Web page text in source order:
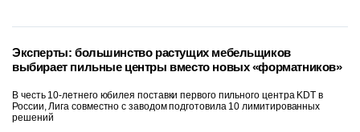
Эксперты: большинство растущих мебельщиков
выбирает пильные центры вместо новых «форматников»
В честь 10-летнего юбилея поставки первого пильного центра KDT в
России, Лига совместно с заводом подготовила 10 лимитированных
решений